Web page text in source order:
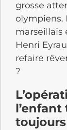
grosse
olympiens.
marseillais
Henri
refaire
?